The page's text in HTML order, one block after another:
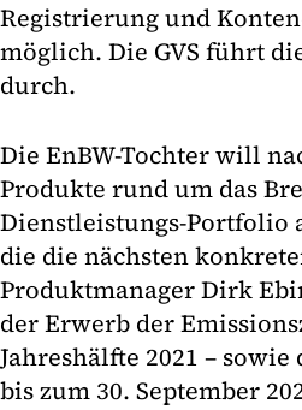
Registrierung und
möglich. Die GVS führt
durch.
Die EnBW-Tochter will
Produkte rund um das
Dienstleistungs-Portfolio
die die nächsten
Produktmanager Dirk
der Erwerb der
Jahreshälfte 2021 –
bis zum 30. September